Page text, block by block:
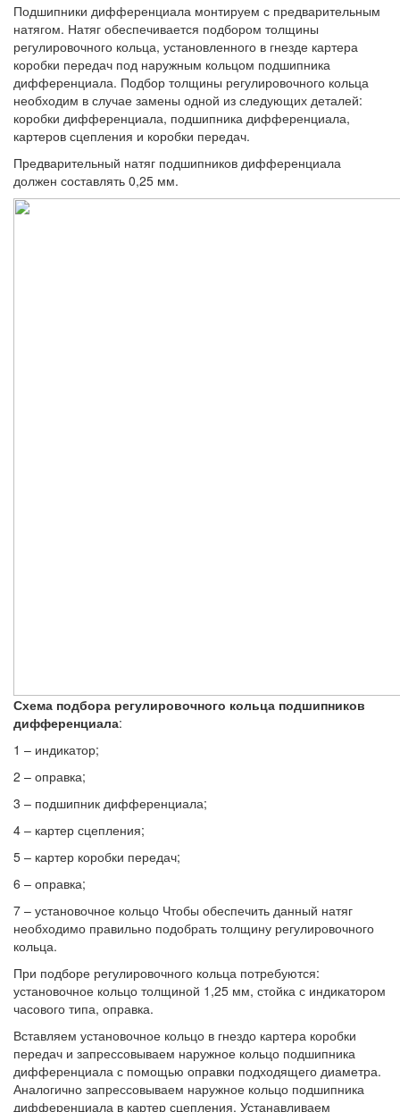
Подшипники дифференциала монтируем с предварительным
натягом. Натяг обеспечивается подбором толщины
регулировочного кольца, установленного в гнезде картера
коробки передач под наружным кольцом подшипника
дифференциала. Подбор толщины регулировочного кольца
необходим в случае замены одной из следующих деталей:
коробки дифференциала, подшипника дифференциала,
картеров сцепления и коробки передач.
Предварительный натяг подшипников дифференциала
должен составлять 0,25 мм.
Схема подбора регулировочного кольца подшипников
дифференциала:
1 – индикатор;
2 – оправка;
3 – подшипник дифференциала;
4 – картер сцепления;
5 – картер коробки передач;
6 – оправка;
7 – установочное кольцо Чтобы обеспечить данный натяг
необходимо правильно подобрать толщину регулировочного
кольца.
При подборе регулировочного кольца потребуются:
установочное кольцо толщиной 1,25 мм, стойка с индикатором
часового типа, оправка.
Вставляем установочное кольцо в гнездо картера коробки
передач и запрессовываем наружное кольцо подшипника
дифференциала с помощью оправки подходящего диаметра.
Аналогично запрессовываем наружное кольцо подшипника
дифференциала в картер сцепления. Устанавливаем